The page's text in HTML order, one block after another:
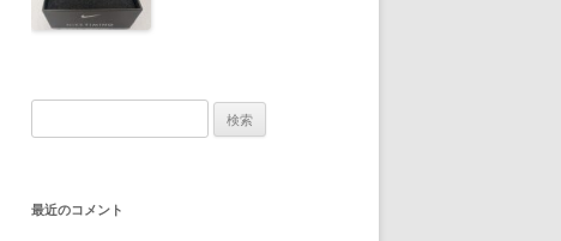
索
最近のコメント